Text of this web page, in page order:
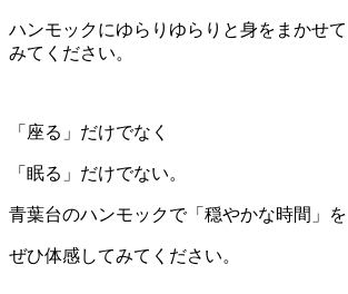
ハンモックにゆらりゆらりと身をまかせて
みてください。
「座る」だけでなく
「眠る」だけでない。
青葉台のハンモックで「穏やかな時間」を
ぜひ体感してみてください。